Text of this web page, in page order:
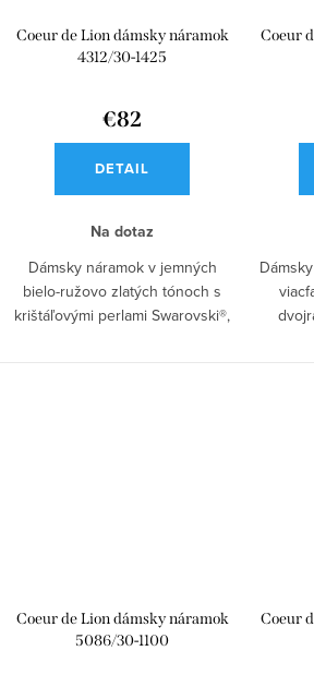
Coeur de Lion dámsky náramok
4312/30-1425
€82
DETAIL
Na dotaz
Dámsky náramok v jemných
bielo-ružovo zlatých tónoch s
krištáľovými perlami Swarovski®,
Coeur
Coeur de Lion dámsky náramok
5086/30-1100
Coeur